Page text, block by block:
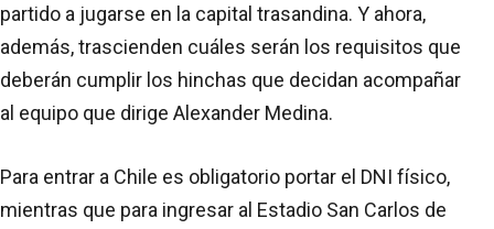
partido a jugarse en la capital trasandina. Y ahora,
además, trascienden cuáles serán los requisitos que
deberán cumplir los hinchas que decidan acompañar
al equipo que dirige Alexander Medina.
Para entrar a Chile es obligatorio portar el DNI físico,
mientras que para ingresar al Estadio San Carlos de